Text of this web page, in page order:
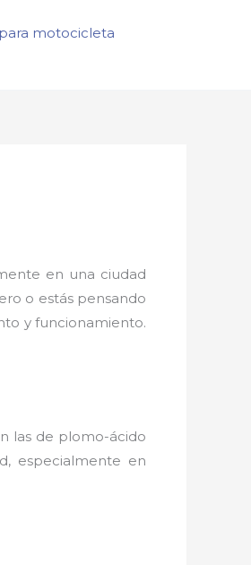
motocicleta
en una ciudad
o estás pensando
y funcionamiento.
las de plomo-ácido
especialmente en